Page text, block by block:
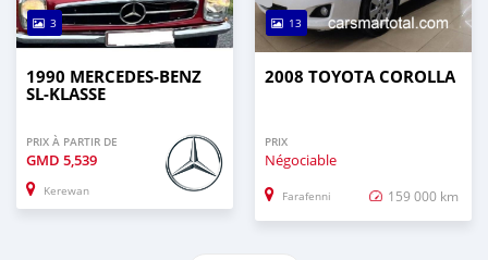
3
1990 MERCEDES-BENZ
SL-KLASSE
PRIX À PARTIR DE
GMD 5,539
Kerewan
13
2008 TOYOTA COROLLA
PRIX
Négociable
Farafenni 159 000 km